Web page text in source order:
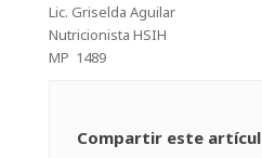
Lic. Griselda Aguilar
Nutricionista HSIH
MP 1489
Compartir este